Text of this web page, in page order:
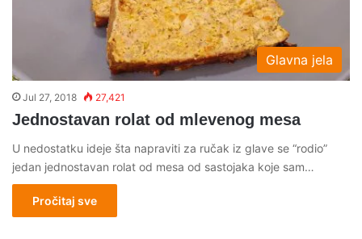
Glavna jela
Jul 27, 2018 27,421
Jednostavan rolat od mlevenog mesa
U nedostatku ideje šta napraviti za ručak iz glave se “rodio”
jedan jednostavan rolat od mesa od sastojaka koje sam…
Pročitaj sve